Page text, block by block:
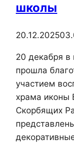
школы
20.12.2025
20 декабря в
прошла
участием
храма иконы
Скорбящих